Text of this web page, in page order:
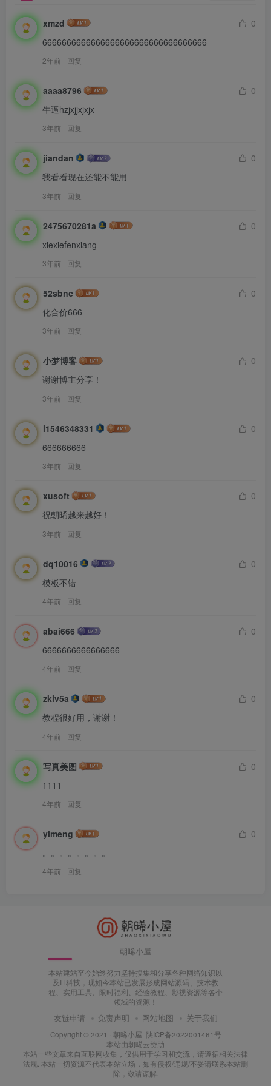
xmzd
0
6666666666666666666666666666666666
2年前 回复
aaaa8796
0
牛逼hzjxjjxjxjx
3年前 回复
jiandan
0
我看看现在还能不能用
3年前 回复
2475670281a
0
xiexiefenxiang
3年前 回复
52sbnc
0
化合价666
3年前 回复
小梦博客
0
谢谢博主分享！
3年前 回复
l1546348331
0
666666666
3年前 回复
xusoft
0
祝朝晞越来越好！
3年前 回复
dq10016
0
模板不错
4年前 回复
abai666
0
6666666666666666
4年前 回复
zklv5a
0
教程很好用，谢谢！
4年前 回复
写真美图
0
1111
4年前 回复
yimeng
0
。。。。。。。。
4年前 回复
朝晞小屋
本站建站至今始终努力坚持搜集和分享各种网络知识以
及IT科技，现如今本站已发展形成网站源码、技术教
程、实用工具、限时福利、经验教程、影视资源等各个
领域的资源！
友链申请 免责声明 网站地图 关于我们
Copyright © 2021 · 朝晞小屋 陕ICP备2022001461号
本站由朝晞云赞助
本站一些文章来自互联网收集，仅供用于学习和交流，请遵循相关法律
法规. 本站一切资源不代表本站立场，如有侵权/违规/不妥请联系本站删
除，敬请谅解.